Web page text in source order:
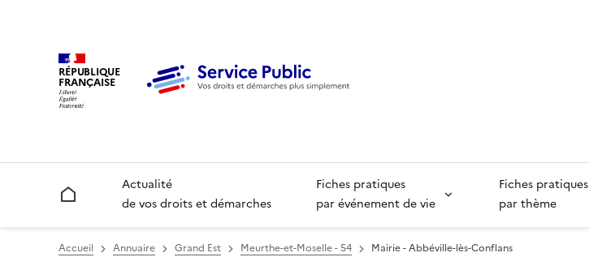
RÉPUBLIQUE
FRANÇAISE
Accueil
Actualité
de vos droits et démarches
Fiches pratiques
par événement de vie
Fiches pratiques
par thème
Accueil Annuaire Grand Est Meurthe-et-Moselle - 54 Mairie - Abbéville-lès-Conflans